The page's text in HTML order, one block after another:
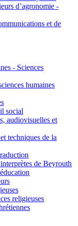
d’agronomie -
et de
- Sciences
humaines
social
audiovisuelles et
techniques de la
de Beyrouth
religieuses